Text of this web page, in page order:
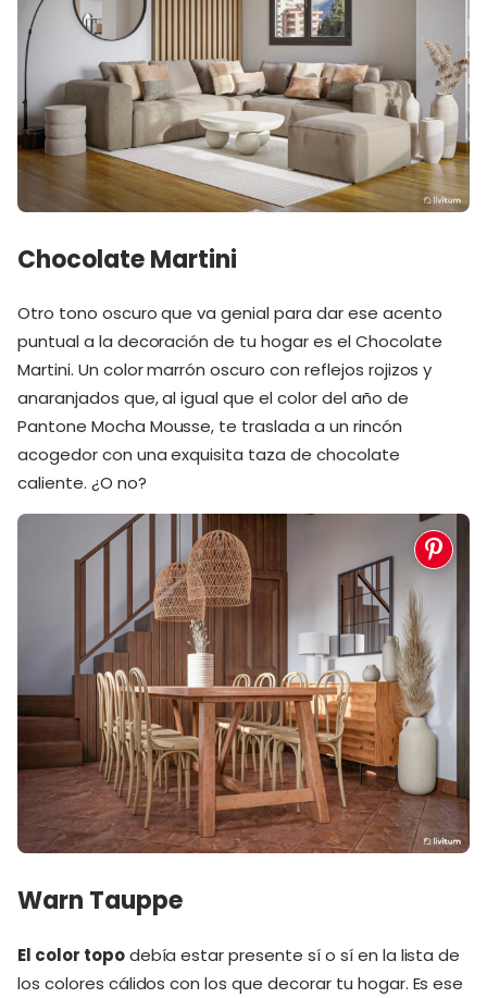
Chocolate Martini
Otro tono oscuro que va genial para dar ese acento
puntual a la decoración de tu hogar es el Chocolate
Martini. Un color marrón oscuro con reflejos rojizos y
anaranjados que, al igual que el color del año de
Pantone Mocha Mousse, te traslada a un rincón
acogedor con una exquisita taza de chocolate
caliente. ¿O no?
Warn Tauppe
El color topodebía estar presente sí o sí en la lista de
los colores cálidos con los que decorar tu hogar. Es ese